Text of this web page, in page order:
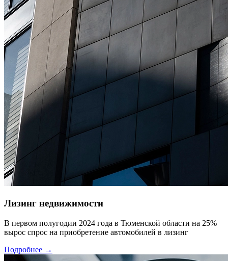
Лизинг недвижимости
В первом полугодии 2024 года в Тюменской области на 25%
вырос спрос на приобретение автомобилей в лизинг
Подробнее →